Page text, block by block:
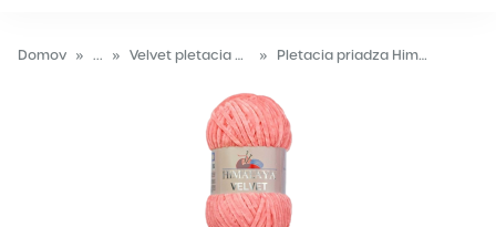
Domov » ... » Velvet pletacia priadza » Pletacia priadza Himalaya VELVET 90046 ružová